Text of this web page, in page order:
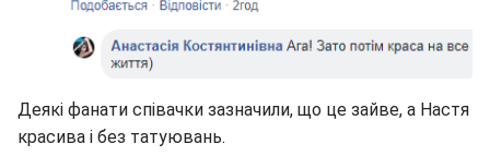
Деякі фанати співачки зазначили, що це зайве, а Настя
красива і без татуювань.